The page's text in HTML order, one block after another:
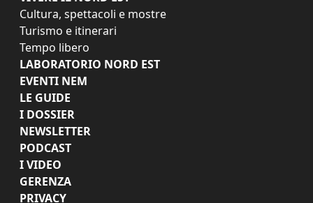
Cultura, spettacoli e mostre
Turismo e itinerari
Tempo libero
LABORATORIO NORD EST
EVENTI NEM
LE GUIDE
I DOSSIER
NEWSLETTER
PODCAST
I VIDEO
GERENZA
PRIVACY